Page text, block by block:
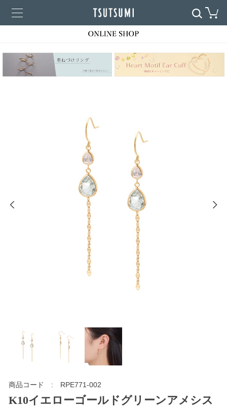
商品コード RPE771-002
K10イエローゴールドグリーンアメシス